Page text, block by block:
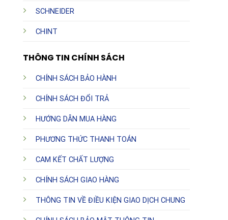
SCHNEIDER
CHINT
THÔNG TIN CHÍNH SÁCH
CHÍNH SÁCH BẢO HÀNH
CHÍNH SÁCH ĐỔI TRẢ
HƯỚNG DẪN MUA HÀNG
PHƯƠNG THỨC THANH TOÁN
CAM KẾT CHẤT LƯỢNG
CHÍNH SÁCH GIAO HÀNG
THÔNG TIN VỀ ĐIỀU KIỆN GIAO DỊCH CHUNG